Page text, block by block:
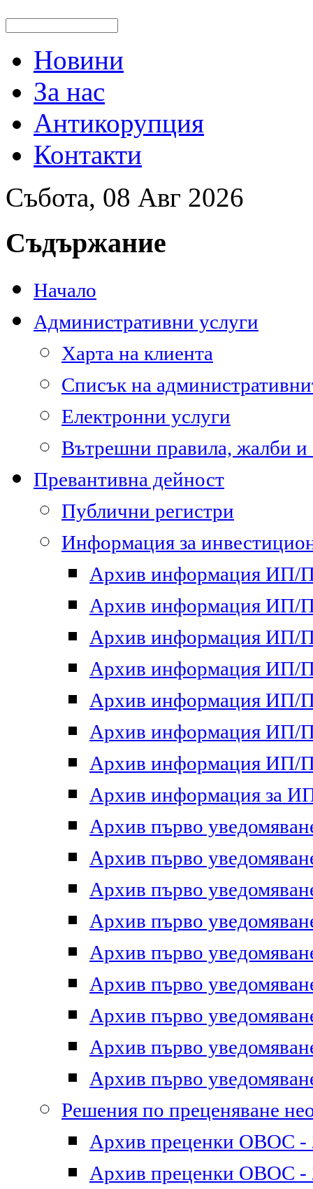
Новини
За нас
Антикорупция
Контакти
Събота, 08 Авг 2026
Съдържание
Начало
Административни услуги
Харта на клиента
Списък на
Електронни услуги
Вътрешни правила, жалби и
Превантивна дейност
Публични регистри
Информация за
Архив информация ИП/
Архив информация ИП/
Архив информация ИП/
Архив информация ИП/
Архив информация ИП/
Архив информация ИП/
Архив информация ИП/
Архив информация за
Архив първо
Архив първо
Архив първо
Архив първо
Архив първо
Архив първо
Архив първо
Архив първо
Архив първо
Решения по преценяване
Архив преценки ОВОС -
Архив преценки ОВОС -